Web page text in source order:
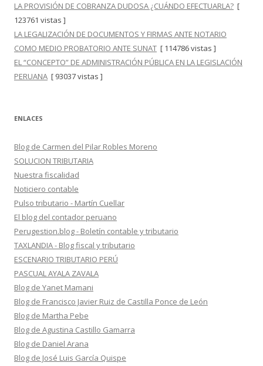
LA PROVISIÓN DE COBRANZA DUDOSA ¿CUÁNDO EFECTUARLA? [
123761 vistas ]
LA LEGALIZACIÓN DE DOCUMENTOS Y FIRMAS ANTE NOTARIO
COMO MEDIO PROBATORIO ANTE SUNAT [ 114786 vistas ]
EL “CONCEPTO” DE ADMINISTRACIÓN PÚBLICA EN LA LEGISLACIÓN
PERUANA [ 93037 vistas ]
ENLACES
Blog de Carmen del Pilar Robles Moreno
SOLUCION TRIBUTARIA
Nuestra fiscalidad
Noticiero contable
Pulso tributario - Martín Cuellar
El blog del contador peruano
Perugestion.blog - Boletín contable y tributario
TAXLANDIA - Blog fiscal y tributario
ESCENARIO TRIBUTARIO PERÚ
PASCUAL AYALA ZAVALA
Blog de Yanet Mamani
Blog de Francisco Javier Ruiz de Castilla Ponce de León
Blog de Martha Pebe
Blog de Agustina Castillo Gamarra
Blog de Daniel Arana
Blog de José Luis García Quispe